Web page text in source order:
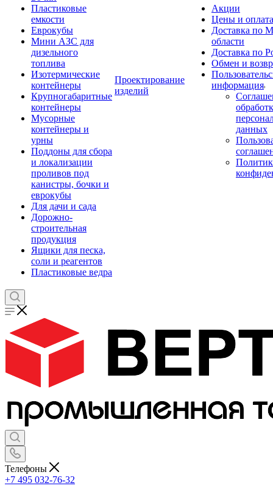
Пластиковые
емкости
Еврокубы
Мини АЗС для
дизельного
топлива
Изотермические
контейнеры
Крупногабаритные
контейнеры
Мусорные
контейнеры и
урны
Поддоны для сбора
и локализации
проливов под
канистры, бочки и
еврокубы
Для дачи и сада
Дорожно-
строительная
продукция
Ящики для песка,
соли и реагентов
Пластиковые ведра
Проектирование
изделий
Акции
Цены и оплата
Доставка по
области
Доставка по
Обмен и
информация
данных
Телефоны
+7 495 032-76-32